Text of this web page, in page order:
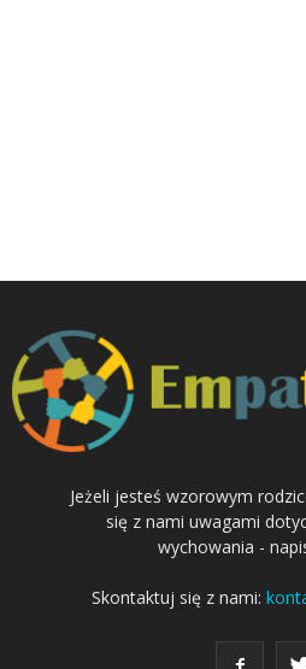
Jeżeli jesteś wzorowym
się z nami uwagami
wychowania -
Skontaktuj się z nami: